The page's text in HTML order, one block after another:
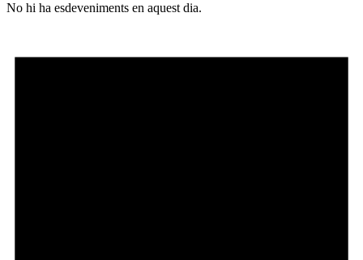
No hi ha esdeveniments en aquest dia.